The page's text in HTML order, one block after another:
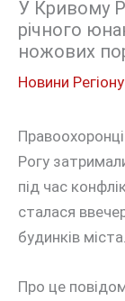
У Кривому
річного
ножових
Новини Регіону
Рогу
під час
сталася
будинків міста.
Про це